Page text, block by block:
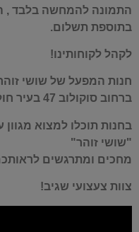
התמונה להמחשה בלבד ,
בתוספת תשלום.
לקהל לקוחותינו!
חנות המפעל של שושי
ברחוב סוקולוב 47 בעיר חולון
בחנות תוכלו למצוא
"שושי זוהר"
מחכים ומתרגשים
צוות צעצועי שגיב!